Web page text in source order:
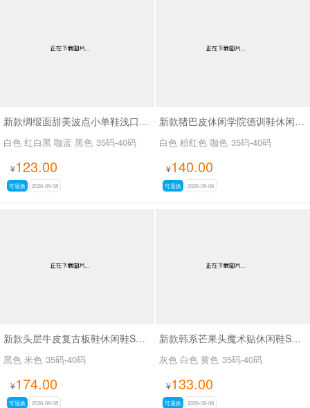
新款绸缎面甜美波点小单鞋浅口小单鞋SA8135
白色 红白黑 咖蓝 黑色 35码-40码
¥123.00
可退换 2026-08-08
新款猪巴皮休闲学院德训鞋休闲鞋SA6078
白色 粉红色 咖色 35码-40码
¥140.00
可退换 2026-08-08
新款头层牛皮复古板鞋休闲鞋SA260
黑色 米色 35码-40码
¥174.00
可退换 2026-08-08
新款韩系芒果头魔术贴休闲鞋SA111
灰色 白色 黄色 35码-40码
¥133.00
可退换 2026-08-08